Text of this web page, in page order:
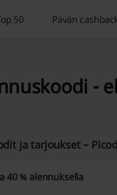
50 Pävän
-
ja tarjoukset –
40 % alennuksella